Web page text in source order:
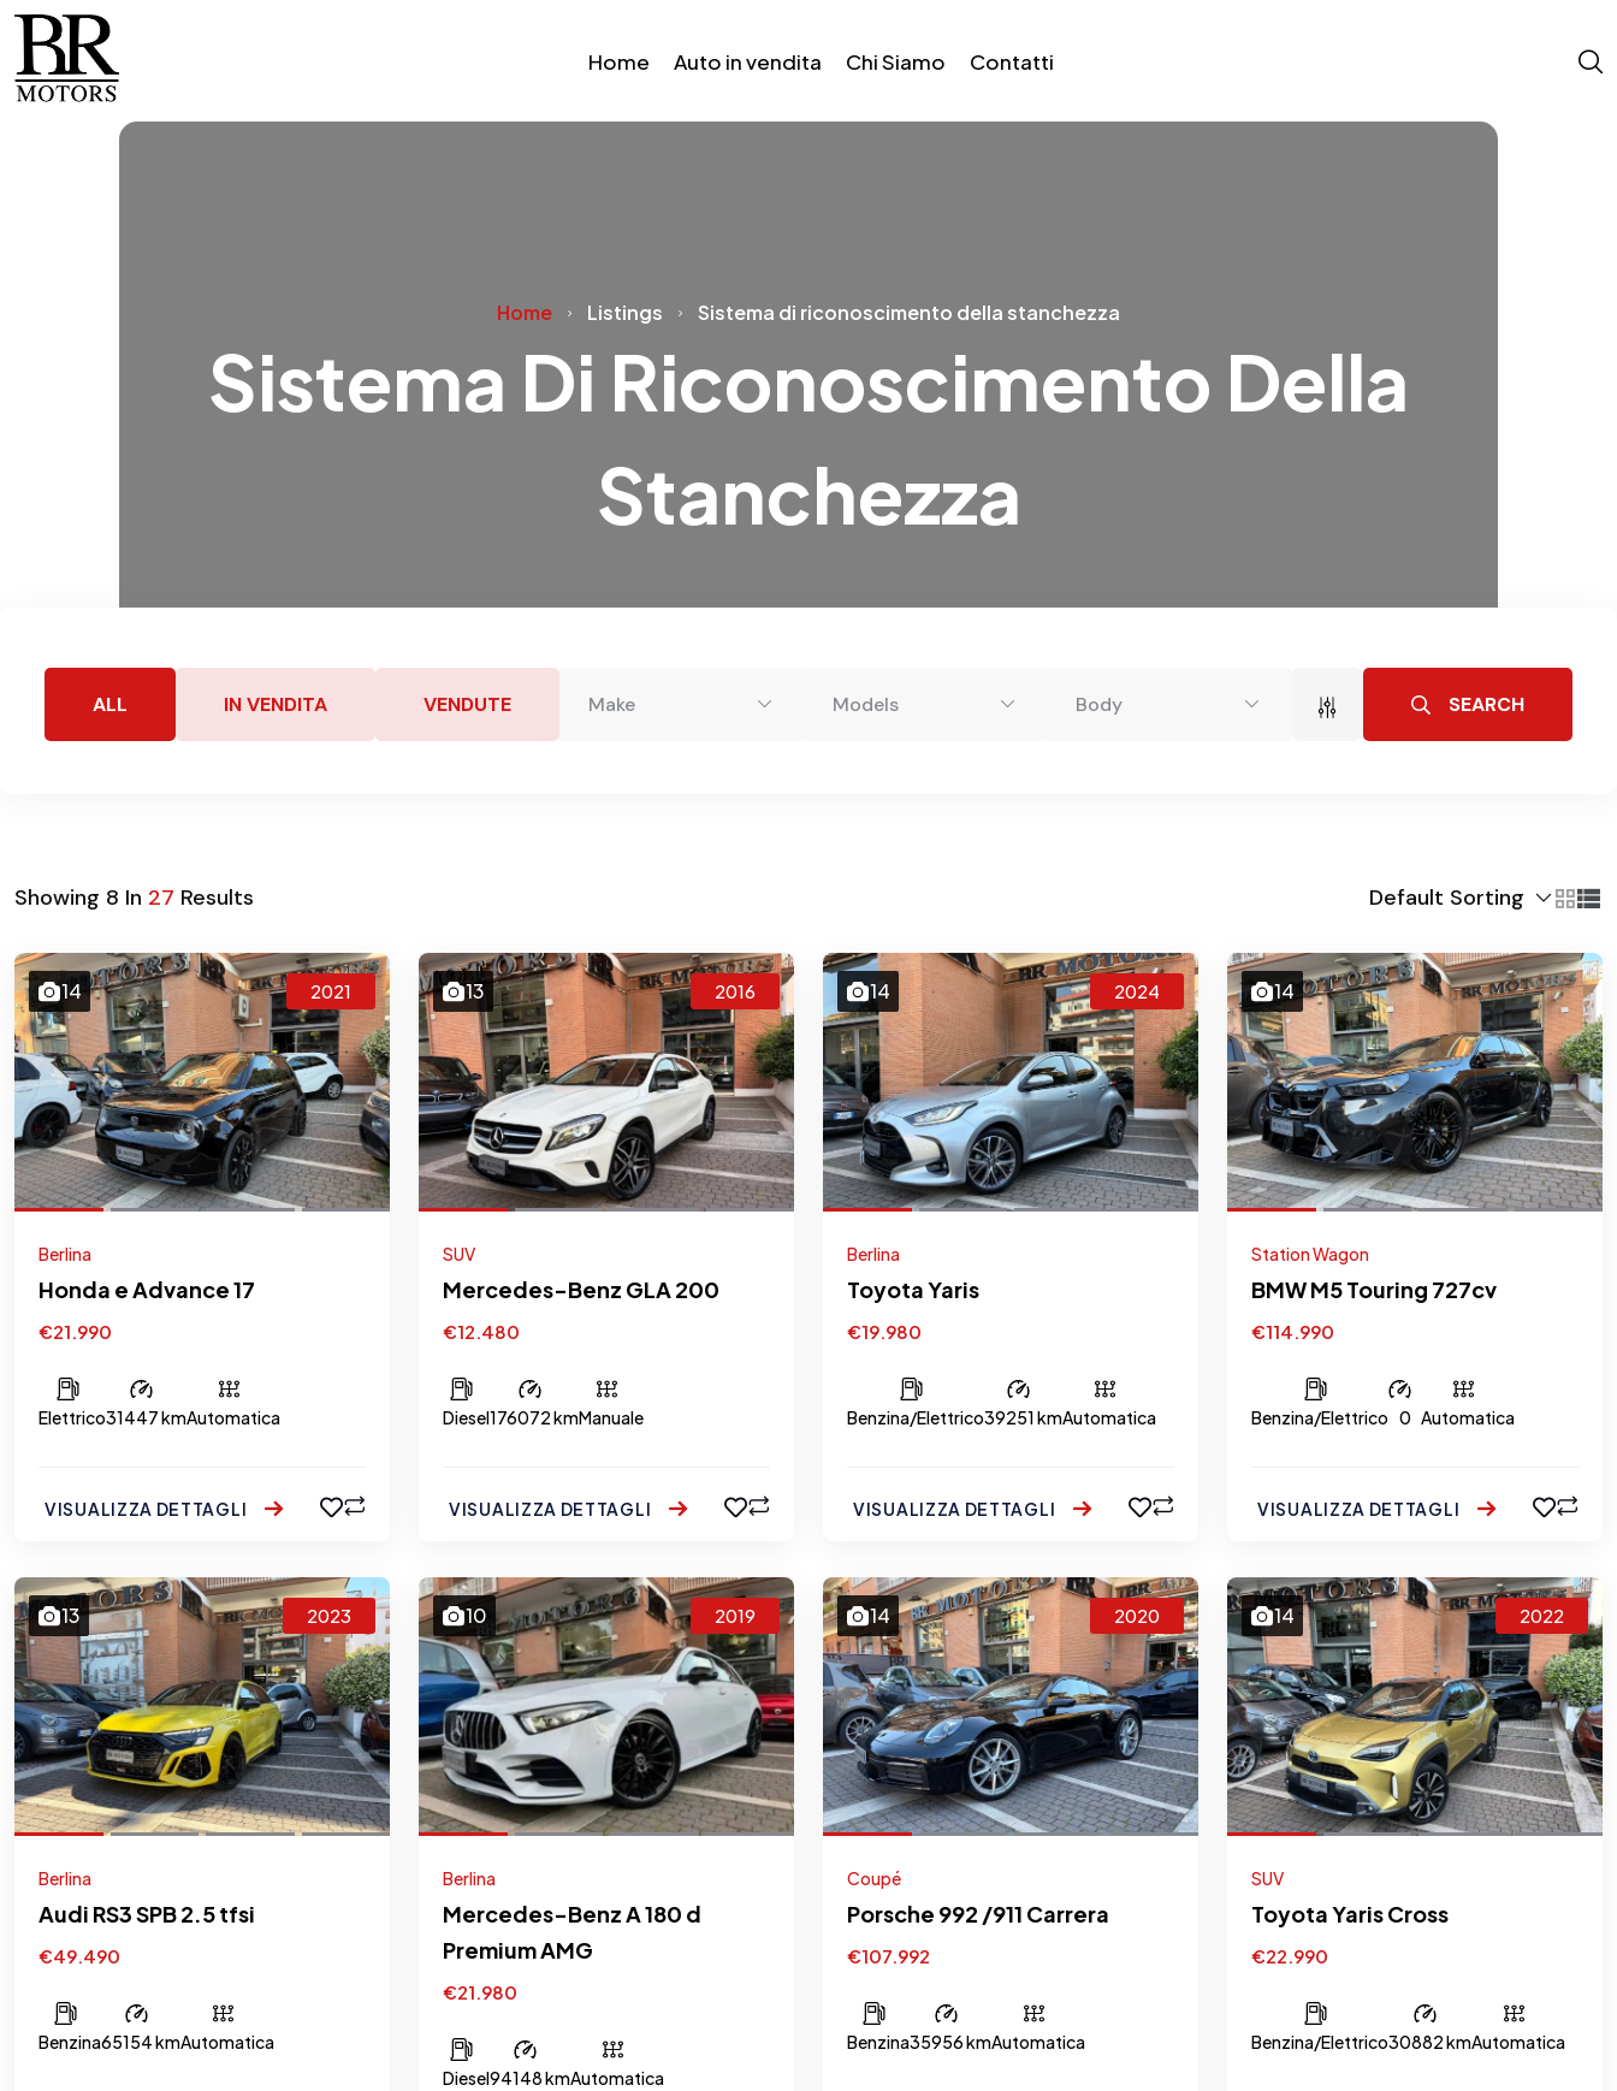
Home Auto in vendita Chi Siamo Contatti
Home Listings Sistema di riconoscimento della stanchezza
Sistema Di Riconoscimento Della
Stanchezza
ALL IN VENDITA VENDUTE Make Models Body SEARCH
Showing 8 In 27 Results Default Sorting
14 2021
Berlina
Honda e Advance 17
€21.990
Elettrico31447 kmAutomatica
VISUALIZZA DETTAGLI
13 2016
SUV
Mercedes-Benz GLA 200
€12.480
Diesel176072 kmManuale
VISUALIZZA DETTAGLI
14 2024
Berlina
Toyota Yaris
€19.980
Benzina/Elettrico39251 kmAutomatica
VISUALIZZA DETTAGLI
14
Station Wagon
BMW M5 Touring 727cv
€114.990
Benzina/Elettrico 0 Automatica
VISUALIZZA DETTAGLI
13 2023
Berlina
Audi RS3 SPB 2.5 tfsi
€49.490
Benzina65154 kmAutomatica
10 2019
Berlina
Mercedes-Benz A 180 d
Premium AMG
€21.980
Diesel94148 kmAutomatica
14 2020
Coupé
Porsche 992 /911 Carrera
€107.992
Benzina35956 kmAutomatica
14 2022
SUV
Toyota Yaris Cross
€22.990
Benzina/Elettrico30882 kmAutomatica